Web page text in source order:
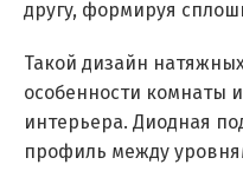
другу, формируя
Такой дизайн
особенности комнаты
интерьера. Диодная
профиль между